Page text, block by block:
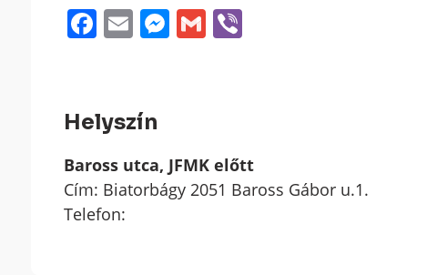
Facebook
EmailMessenger
GmailViber
Helyszín
Baross utca, JFMK előtt
Cím: Biatorbágy 2051 Baross Gábor u.1.
Telefon: